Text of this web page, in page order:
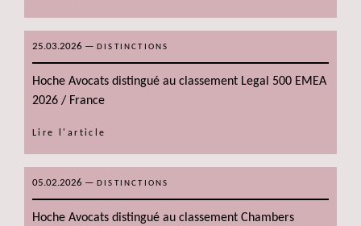
25.03.2026 — DISTINCTIONS
Hoche Avocats distingué au classement Legal 500 EMEA
2026 / France
Lire l'article
05.02.2026 — DISTINCTIONS
Hoche Avocats distingué au classement Chambers